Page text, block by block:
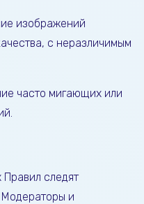
изображений
с неразличимым
часто мигающих или
следят
и